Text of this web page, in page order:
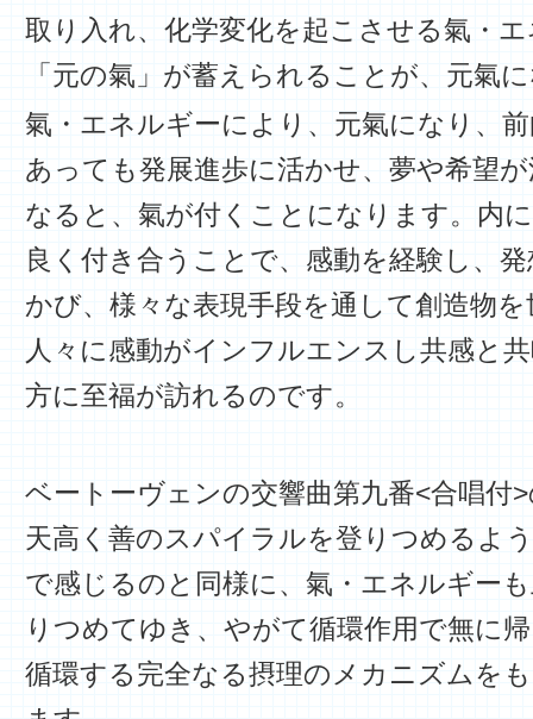
取り入れ、化学変化を起こさせる氣・
「元の氣」が蓄えられることが、元氣
氣・エネルギーにより、元氣になり、
あっても発展進歩に活かせ、夢や希望
なると、氣が付くことになります。内
良く付き合うことで、感動を経験し、
かび、様々な表現手段を通して創造物
人々に感動がインフルエンスし共感と
方に至福が訪れるのです。
ベートーヴェンの交響曲第九番<合唱付
天高く善のスパイラルを登りつめるよ
で感じるのと同様に、氣・エネルギー
りつめてゆき、やがて循環作用で無に
循環する完全なる摂理のメカニズムを